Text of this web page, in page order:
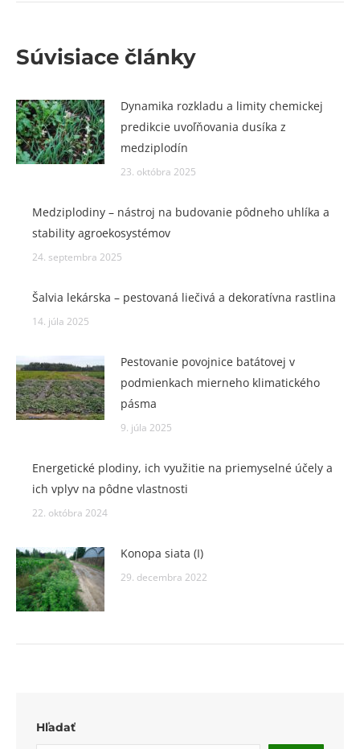
Súvisiace články
Dynamika rozkladu a limity chemickej
predikcie uvoľňovania dusíka z
medziplodín
23. októbra 2025
Medziplodiny – nástroj na budovanie pôdneho uhlíka a
stability agroekosystémov
24. septembra 2025
Šalvia lekárska – pestovaná liečivá a dekoratívna rastlina
14. júla 2025
Pestovanie povojnice batátovej v
podmienkach mierneho klimatického
pásma
9. júla 2025
Energetické plodiny, ich využitie na priemyselné účely a
ich vplyv na pôdne vlastnosti
22. októbra 2024
Konopa siata (I)
29. decembra 2022
Hľadať